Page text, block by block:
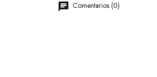
Comentarios (0)